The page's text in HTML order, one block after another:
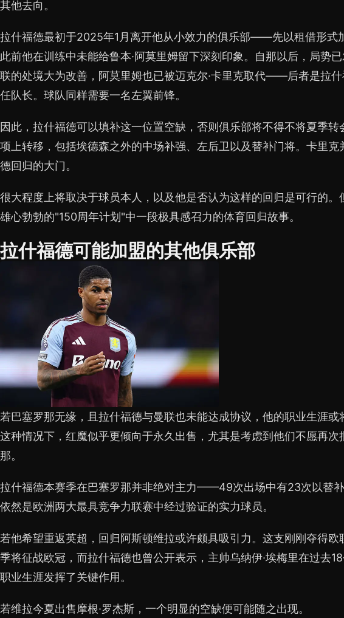
其他去向。
拉什福德最初于2025年1月离开他从小效力的俱乐部——先以租借形
此前他在训练中未能给鲁本·阿莫里姆留下深刻印象。自那以后，局势
联的处境大为改善，阿莫里姆也已被迈克尔·卡里克取代——后者是拉
任队长。球队同样需要一名左翼前锋。
因此，拉什福德可以填补这一位置空缺，否则俱乐部将不得不将夏季转
项上转移，包括埃德森之外的中场补强、左后卫以及替补门将。卡里克
德回归的大门。
很大程度上将取决于球员本人，以及他是否认为这样的回归是可行的。
雄心勃勃的"150周年计划"中一段极具感召力的体育回归故事。
拉什福德可能加盟的其他俱乐部
若巴塞罗那无缘，且拉什福德与曼联也未能达成协议，他的职业生涯或
这种情况下，红魔似乎更倾向于永久出售，尤其是考虑到他们不愿再次
那。
拉什福德本赛季在巴塞罗那并非绝对主力——49次出场中有23次以替
依然是欧洲两大最具竞争力联赛中经过验证的实力球员。
若他希望重返英超，回归阿斯顿维拉或许颇具吸引力。这支刚刚夺得欧
季将征战欧冠，而拉什福德也曾公开表示，主帅乌纳伊·埃梅里在过去
职业生涯发挥了关键作用。
若维拉今夏出售摩根·罗杰斯，一个明显的空缺便可能随之出现。